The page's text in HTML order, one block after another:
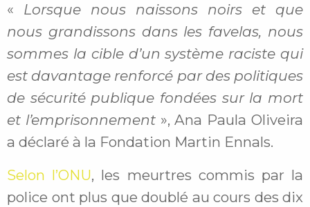
« Lorsque nous naissons noirs et que
nous grandissons dans les favelas, nous
sommes la cible d’un système raciste qui
est davantage renforcé par des politiques
de sécurité publique fondées sur la mort
et l’emprisonnement», Ana Paula Oliveira
a déclaré à la Fondation Martin Ennals.
Selon l’ONU, les meurtres commis par la
police ont plus que doublé au cours des dix